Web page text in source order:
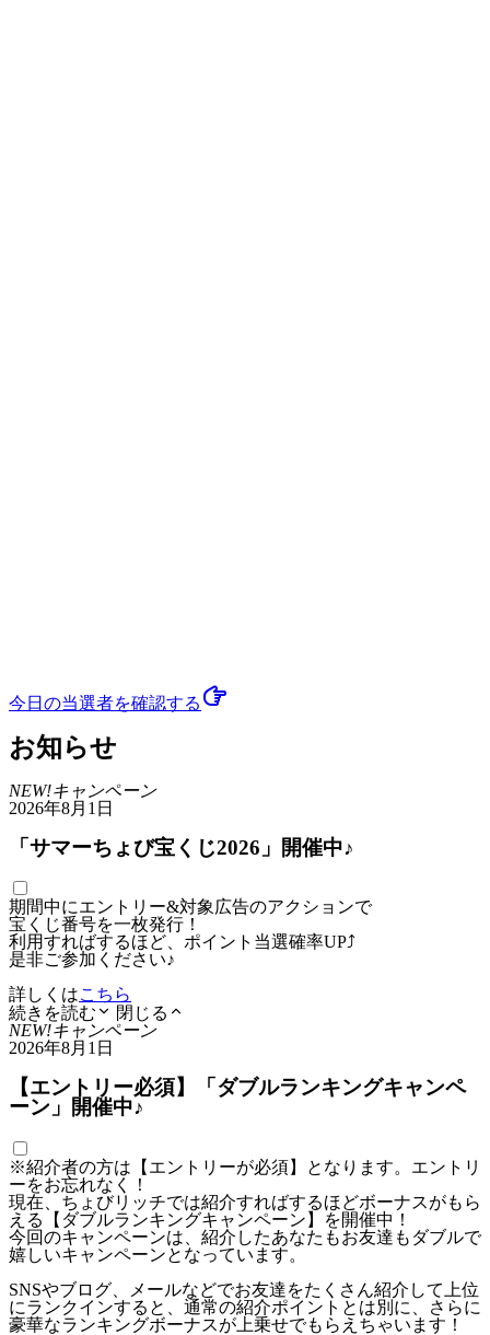
今日の当選者を確認する
お知らせ
NEW!キャンペーン
2026年8月1日
「サマーちょび宝くじ2026」開催中♪
期間中にエントリー&対象広告のアクションで
宝くじ番号を一枚発行！
利用すればするほど、ポイント当選確率UP⤴
是非ご参加ください♪
詳しくはこちら
続きを読む
閉じる
NEW!キャンペーン
2026年8月1日
【エントリー必須】「ダブルランキングキャンペ
ーン」開催中♪
※紹介者の方は【エントリーが必須】となります。エントリ
ーをお忘れなく！
現在、ちょびリッチでは紹介すればするほどボーナスがもら
える【ダブルランキングキャンペーン】を開催中！
今回のキャンペーンは、紹介したあなたもお友達もダブルで
嬉しいキャンペーンとなっています。
SNSやブログ、メールなどでお友達をたくさん紹介して上位
にランクインすると、通常の紹介ポイントとは別に、さらに
豪華なランキングボーナスが上乗せでもらえちゃいます！